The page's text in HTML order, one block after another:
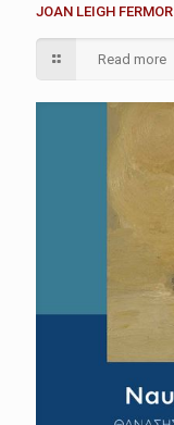
JOAN LEIGH FERMOR
Read more